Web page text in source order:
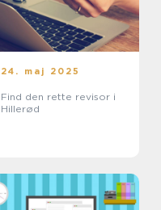
24. maj 2025
Find den rette revisor i
Hillerød